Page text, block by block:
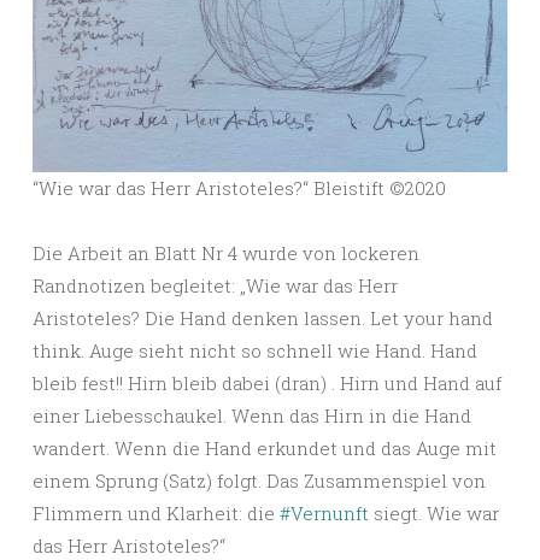
“Wie war das Herr Aristoteles?“ Bleistift ©️2020
Die Arbeit an Blatt Nr 4 wurde von lockeren
Randnotizen begleitet: „Wie war das Herr
Aristoteles? Die Hand denken lassen. Let your hand
think. Auge sieht nicht so schnell wie Hand. Hand
bleib fest!! Hirn bleib dabei (dran) . Hirn und Hand auf
einer Liebesschaukel. Wenn das Hirn in die Hand
wandert. Wenn die Hand erkundet und das Auge mit
einem Sprung (Satz) folgt. Das Zusammenspiel von
Flimmern und Klarheit: die #Vernunft siegt. Wie war
das Herr Aristoteles?“